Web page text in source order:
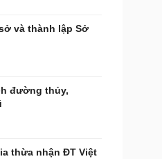
và thành lập Sở
đường thủy,
thừa nhận ĐT Việt